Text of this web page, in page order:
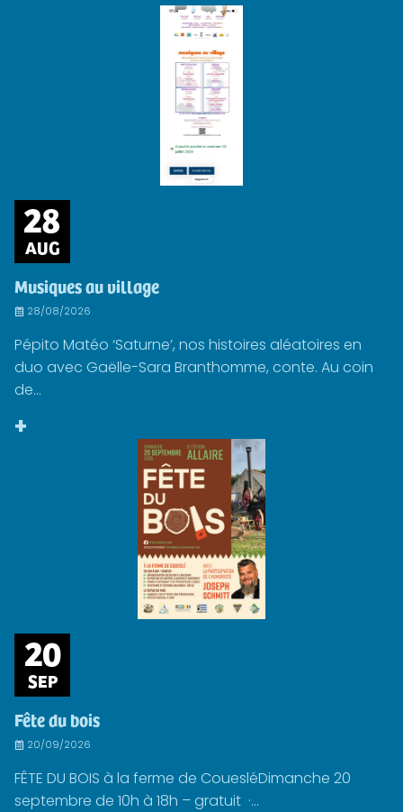
28
AUG
Musiques au village
28/08/2026
Pépito Matéo ‘Saturne’, nos histoires aléatoires en
duo avec Gaëlle-Sara Branthomme, conte. Au coin
de...
+
20
SEP
Fête du bois
20/09/2026
FÊTE DU BOIS à la ferme de CouesléDimanche 20
septembre de 10h à 18h – gratuit ·...